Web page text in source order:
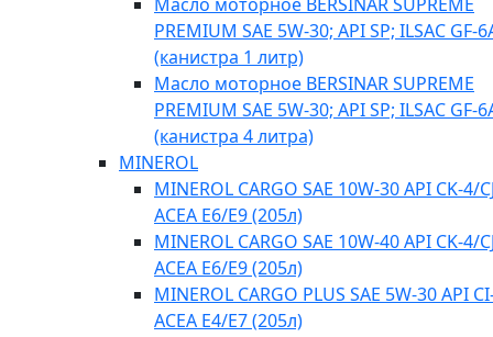
PREMIUM SAE 5W-30; API SP; ILSAC GF-
(канистра 1 литр)
Масло моторное BERSINAR SUPREME
PREMIUM SAE 5W-30; API SP; ILSAC GF-
(канистра 4 литра)
MINEROL
MINEROL CARGO SAE 10W-30 API CK-4/
ACEA E6/E9 (205л)
MINEROL CARGO SAE 10W-40 API CK-4/
ACEA E6/E9 (205л)
MINEROL CARGO PLUS SAE 5W-30 API
ACEA E4/Е7 (205л)